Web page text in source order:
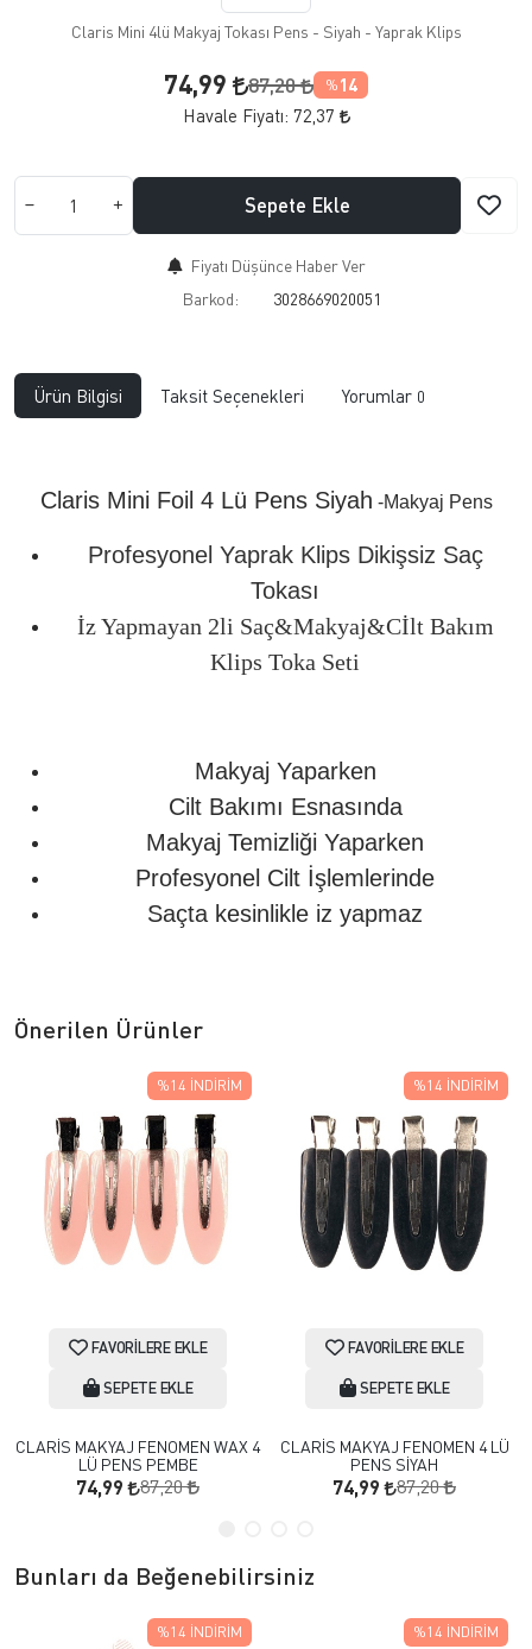
Claris Mini 4lü Makyaj Tokası Pens - Siyah - Yaprak Klips
74,99 87,20 % 14
Havale Fiyatı: 72,37
Sepete Ekle
Fiyatı Düşünce Haber Ver
Barkod:
3028669020051
Ürün Bilgisi Taksit Seçenekleri Yorumlar 0
Claris Mini Foil 4 Lü Pens Siyah -Makyaj Pens
Profesyonel Yaprak Klips Dikişsiz Saç
Tokası
İz Yapmayan 2li Saç&Makyaj&Cİlt Bakım
Klips Toka Seti
Makyaj Yaparken
Cilt Bakımı Esnasında
Makyaj Temizliği Yaparken
Profesyonel Cilt İşlemlerinde
Saçta kesinlikle iz yapmaz
Önerilen Ürünler
FAVORILERE EKLE
SEPETE EKLE
CLARİS MAKYAJ FENOMEN WAX 4
LÜ PENS PEMBE
74,99 87,20
%14 İNDIRIM
FAVORILERE EKLE
SEPETE EKLE
CLARİS MAKYAJ FENOMEN 4 LÜ
PENS SİYAH
74,99 87,20
%14 İNDIRIM
Bunları da Beğenebilirsiniz
%14 İNDIRIM %14 İNDIRIM